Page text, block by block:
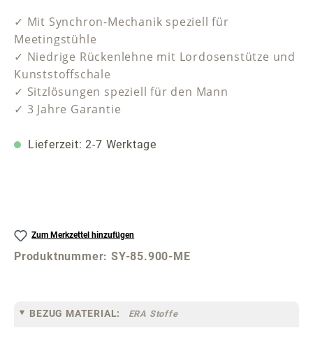
✓ Mit Synchron-Mechanik speziell für
Meetingstühle
✓ Niedrige Rückenlehne mit Lordosenstütze und
Kunststoffschale
✓ Sitzlösungen speziell für den Mann
✓ 3 Jahre Garantie
Lieferzeit: 2-7 Werktage
Zum Merkzettel hinzufügen
Produktnummer:SY-85.900-ME
BEZUG MATERIAL: ERA Stoffe